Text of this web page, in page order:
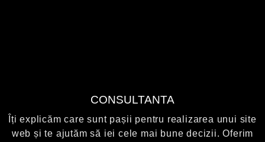
CONSULTANTA
Îți explicăm care sunt pașii pentru realizarea unui site
web și te ajutăm să iei cele mai bune decizii. Oferim